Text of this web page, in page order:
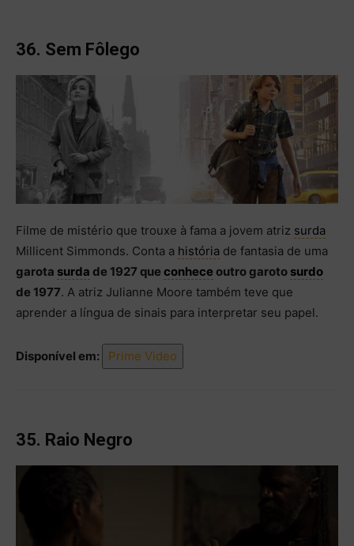
36. Sem Fôlego
Filme de mistério que trouxe à fama a jovem atriz surda
Millicent Simmonds. Conta a história de fantasia de uma
garota surda de 1927 que conheceoutro garoto surdo
de 1977. A atriz Julianne Moore também teve que
aprender a língua de sinais para interpretar seu papel.
Disponível em: Prime Video
35. Raio Negro